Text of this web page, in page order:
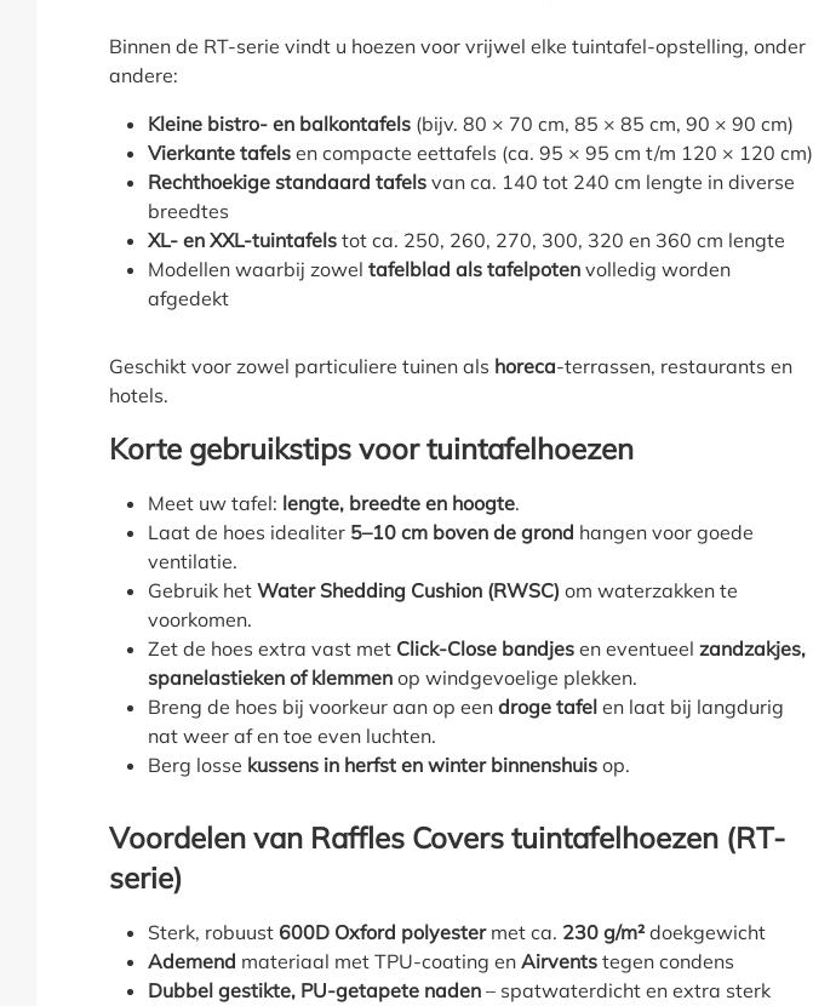
Binnen de RT-serie vindt u hoezen voor vrijwel elke tuintafel-opstelling, onder
andere:
Kleine bistro- en balkontafels (bijv. 80 × 70 cm, 85 × 85 cm, 90 × 90 cm)
Vierkante tafels en compacte eettafels (ca. 95 × 95 cm t/m 120 × 120 cm)
Rechthoekige standaard tafels van ca. 140 tot 240 cm lengte in diverse
breedtes
XL- en XXL-tuintafels tot ca. 250, 260, 270, 300, 320 en 360 cm lengte
Modellen waarbij zowel tafelblad als tafelpoten volledig worden
afgedekt
Geschikt voor zowel particuliere tuinen als horeca-terrassen, restaurants en
hotels.
Korte gebruikstips voor tuintafelhoezen
Meet uw tafel: lengte, breedte en hoogte.
Laat de hoes idealiter 5–10 cm boven de grond hangen voor goede
ventilatie.
Gebruik het Water Shedding Cushion (RWSC) om waterzakken te
voorkomen.
Zet de hoes extra vast met Click-Close bandjes en eventueel zandzakjes,
spanelastieken of klemmen op windgevoelige plekken.
Breng de hoes bij voorkeur aan op een droge tafel en laat bij langdurig
nat weer af en toe even luchten.
Berg losse kussens in herfst en winter binnenshuis op.
Voordelen van Raffles Covers tuintafelhoezen (RT-
serie)
Sterk, robuust 600D Oxford polyestermet ca. 230 g/m²doekgewicht
Ademend materiaal met TPU-coating en Airvents tegen condens
Dubbel gestikte, PU-getapete naden – spatwaterdicht en extra sterk